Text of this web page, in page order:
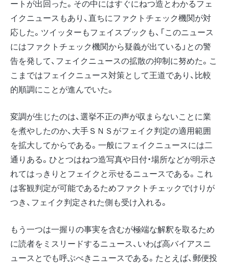
ートが出回った。その中にはすぐにねつ造とわかるフェ
イクニュースもあり、直ちにファクトチェック機関が対
応した。ツイッターもフェイスブックも、「このニュース
にはファクトチェック機関から疑義が出ている」との警
告を発して、フェイクニュースの拡散の抑制に努めた。こ
こまではフェイクニュース対策として王道であり、比較
的順調にことが進んでいた。
変調が生じたのは、選挙不正の声が収まらないことに業
を煮やしたのか、大手ＳＮＳがフェイク判定の適用範囲
を拡大してからである。一般にフェイクニュースには二
通りある。ひとつはねつ造写真や日付・場所などが明示さ
れてはっきりとフェイクと示せるニュースである。これ
は客観判定が可能であるためファクトチェックでけりが
つき、フェイク判定された側も受け入れる。
もう一つは一握りの事実を含むが極端な解釈を取るため
に読者をミスリードするニュース、いわば高バイアスニ
ュースとでも呼ぶべきニュースである。たとえば、郵便投